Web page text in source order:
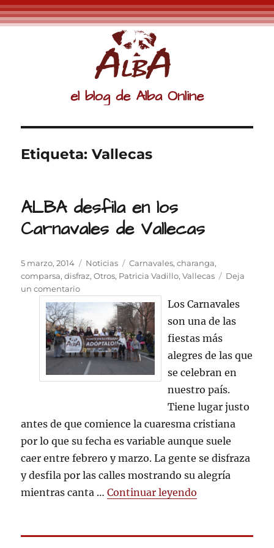
el blog de Alba Online
Etiqueta:Vallecas
ALBA desfila en los
Carnavales de Vallecas
Publicado
el
5 marzo, 2014 Categorías
Noticias Etiquetas
Carnavales,charanga,
comparsa,disfraz,Otros, Patricia Vadillo,Vallecas
Deja
un comentarioen
ALBA
desfila
en
los
Carnavales
de
Vallecas
Los Carnavales
son una de las
fiestas más
alegres de las que
se celebran en
nuestro país.
Tiene lugar justo
antes de que comience la cuaresma cristiana
por lo que su fecha es variable aunque suele
caer entre febrero y marzo. La gente se disfraza
y desfila por las calles mostrando su alegría
mientras canta …Continuar leyendo